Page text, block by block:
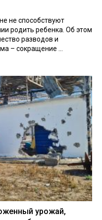
не способствуют
родить ребенка. Об этом
разводов и
– сокращение ...
урожай,